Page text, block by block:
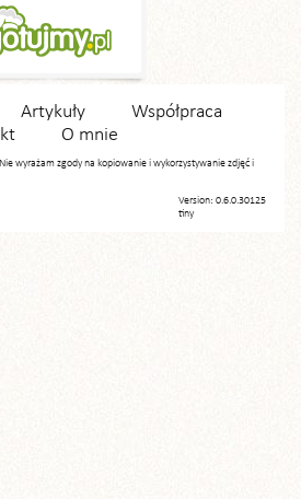
Artykuły
Współpraca
O mnie
wyrażam zgody na kopiowanie i wykorzystywanie zdjęć i
Version: 0.6.0.30125
tiny